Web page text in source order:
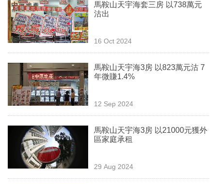
職
場
生
時
事
欄
訂
閱
馬鞍山天宇海套三房 以738萬元
沽出
16 Oct 2024
馬鞍山天宇海3房 以823萬元沽 7
年微賺1.4%
12 Sep 2024
馬鞍山天宇海3房 以21000元獲外
區家庭承租
29 Aug 2024